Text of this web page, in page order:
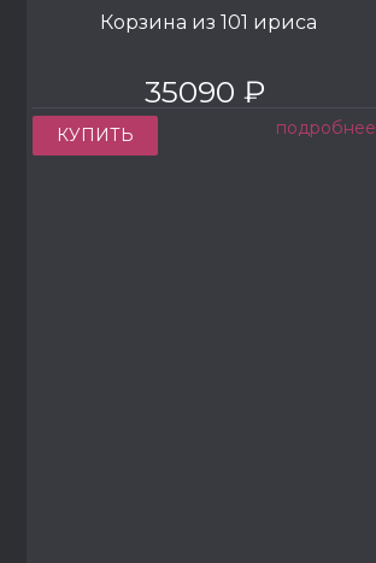
Корзина из 101 ириса
35090 ₽
КУПИТЬ подробнее